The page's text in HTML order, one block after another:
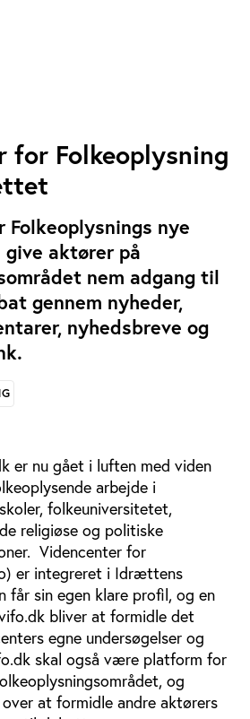
for Folkeoplysning
Folkeoplysnings nye
aktører på
nem adgang til
gennem nyheder,
nyhedsbreve og
er nu gået i luften med viden
arbejde i
folkeuniversitetet,
religiøse og politiske
Videncenter for
er integreret i Idrættens
får sin egen klare profil, og en
bliver at formidle det
egne undersøgelser og
skal også være platform for
og
at formidle andre aktørers